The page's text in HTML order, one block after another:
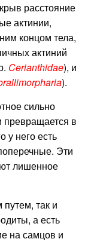
расстояние
актинии,
концом тела,
актиний
Cerianthidae), и
).
сильно
превращается в
у него есть
Эти
лишенное
так и
а есть
на самцов и